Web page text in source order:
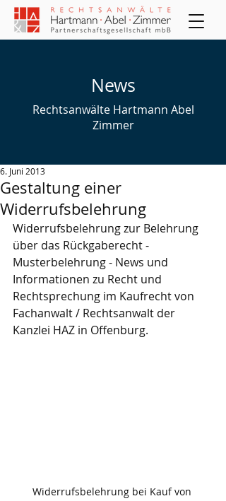
News
Rechtsanwälte Hartmann Abel
Zimmer
Gestaltung einer
Widerrufsbelehrung
6. Juni 2013
Widerrufsbelehrung zur Belehrung
über das Rückgaberecht -
Musterbelehrung - News und
Informationen zu Recht und
Rechtsprechung im Kaufrecht von
Fachanwalt / Rechtsanwalt der
Kanzlei HAZ in Offenburg.
Widerrufsbelehrung bei Kauf von